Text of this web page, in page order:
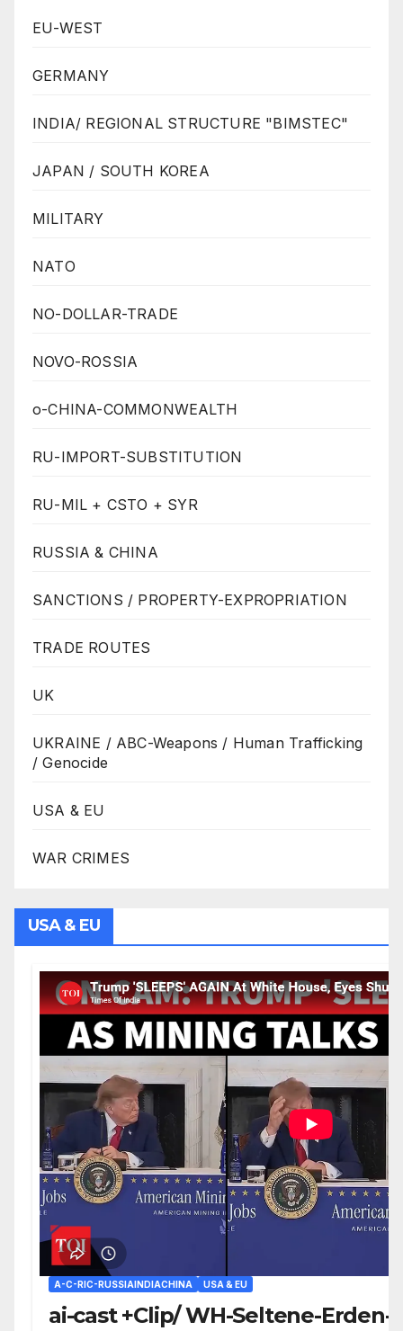
EU-WEST
GERMANY
INDIA/ REGIONAL STRUCTURE "BIMSTEC"
JAPAN / SOUTH KOREA
MILITARY
NATO
NO-DOLLAR-TRADE
NOVO-ROSSIA
o-CHINA-COMMONWEALTH
RU-IMPORT-SUBSTITUTION
RU-MIL + CSTO + SYR
RUSSIA & CHINA
SANCTIONS / PROPERTY-EXPROPRIATION
TRADE ROUTES
UK
UKRAINE / ABC-Weapons / Human Trafficking
/ Genocide
USA & EU
WAR CRIMES
USA & EU
A-C-RIC-RUSSIAINDIACHINA USA & EU
ai-cast +Clip/ WH-Seltene-Erden-